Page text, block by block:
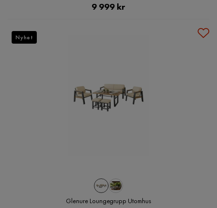
Pris
9 999 kr
Glenure Loungegrupp Utomhus
Nyhet